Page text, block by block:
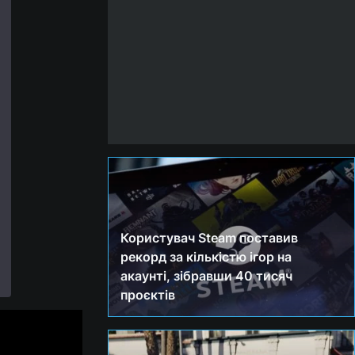
Користувач Steam поставив
рекорд за кількістю ігор на
акаунті, зібравши 40 тисяч
проєктів